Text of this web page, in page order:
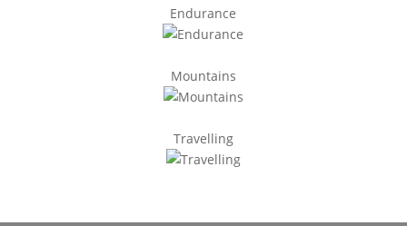
Endurance
Mountains
Travelling